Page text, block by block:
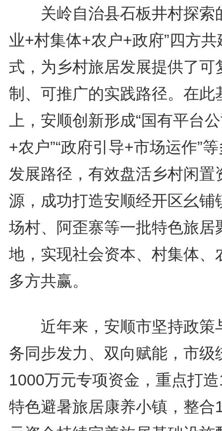
关岭自治县石板井村探索
业+村集体+农户+政府”四方共
式，为乡村旅居发展提供了可
制、可推广的实践路径。在此
上，安顺创新形成“国有平台
+农户”“政府引导+市场运作”
发展路径，有效盘活乡村闲置
源，成功打造安顺经开区幺铺
场村、阿歪寨等一批特色旅居
地，实现社会资本、村集体、
多方共赢。
近年来，安顺市坚持政策
务同步发力、双向赋能，市级
1000万元专项资金，重点打
特色避暑旅居康养小镇，整合